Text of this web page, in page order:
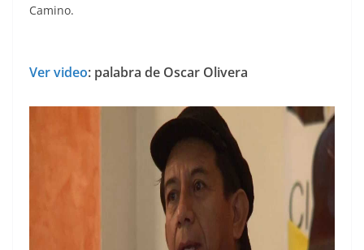
Camino.
Ver video: palabra de Oscar Olivera